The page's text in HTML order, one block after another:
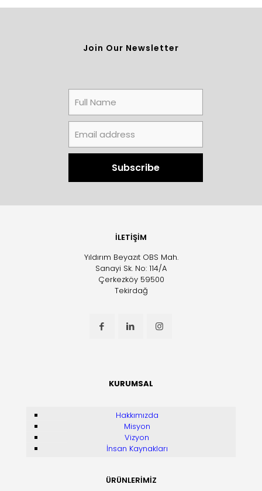
Join Our Newsletter
İLETİŞİM
Yıldırım Beyazıt OBS Mah.
Sanayi Sk. No: 114/A
Çerkezköy 59500
Tekirdağ
KURUMSAL
Hakkımızda
Misyon
Vizyon
İnsan Kaynakları
ÜRÜNLERİMİZ